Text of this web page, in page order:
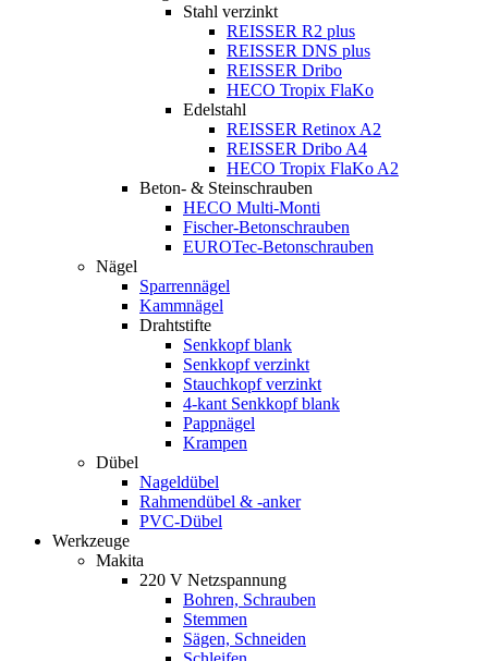
Stahl verzinkt
REISSER R2 plus
REISSER DNS plus
REISSER Dribo
HECO Tropix FlaKo
Edelstahl
REISSER Retinox A2
REISSER Dribo A4
HECO Tropix FlaKo A2
Beton- & Steinschrauben
HECO Multi-Monti
Fischer-Betonschrauben
EUROTec-Betonschrauben
Nägel
Sparrennägel
Kammnägel
Drahtstifte
Senkkopf blank
Senkkopf verzinkt
Stauchkopf verzinkt
4-kant Senkkopf blank
Pappnägel
Krampen
Dübel
Nageldübel
Rahmendübel & -anker
PVC-Dübel
Werkzeuge
Makita
220 V Netzspannung
Bohren, Schrauben
Stemmen
Sägen, Schneiden